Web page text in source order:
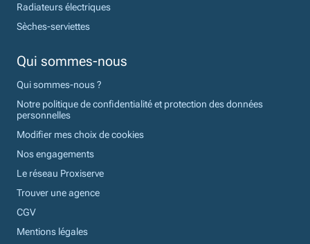
Radiateurs électriques
Sèches-serviettes
Qui sommes-nous
Qui sommes-nous ?
Notre politique de confidentialité et protection des données
personnelles
Modifier mes choix de cookies
Nos engagements
Le réseau Proxiserve
Trouver une agence
CGV
Mentions légales